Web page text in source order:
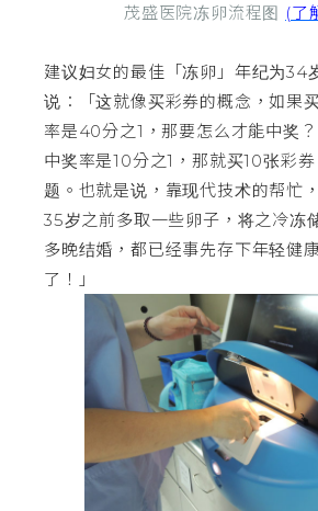
茂盛医院冻卵流程图 (了
建议妇女的最佳「冻卵」年纪为34
说：「这就像买彩券的概念，如果
率是40分之1，那要怎么才能中奖
中奖率是10分之1，那就买10张彩
题。也就是说，靠现代技术的帮忙
35岁之前多取一些卵子，将之冷冻
多晚结婚，都已经事先存下年轻健
了！」